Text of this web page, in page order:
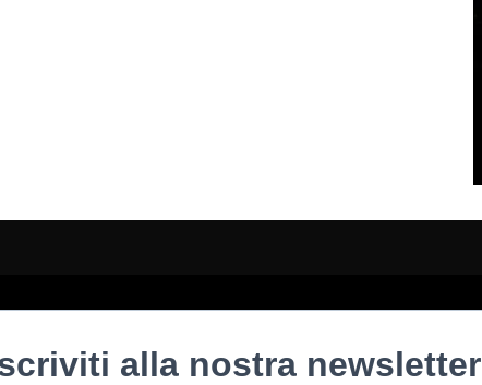
alla nostra newsletter